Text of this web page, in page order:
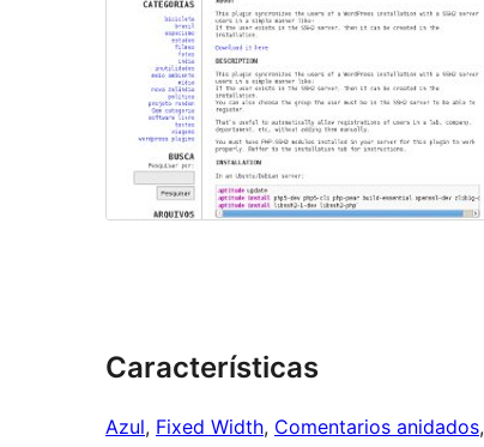
Características
Azul, Fixed Width, Comentarios anidados,